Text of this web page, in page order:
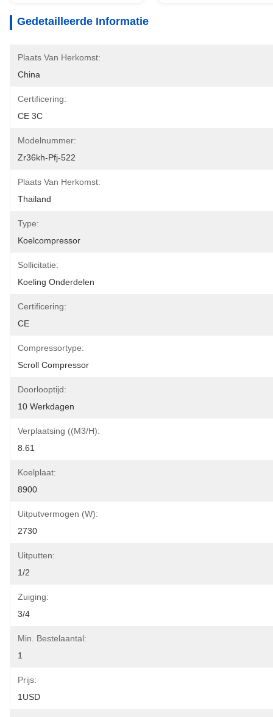
Gedetailleerde Informatie
Plaats Van Herkomst:
China
Certificering:
CE 3C
Modelnummer:
Zr36kh-Pfj-522
Plaats Van Herkomst:
Thailand
Type:
Koelcompressor
Sollicitatie:
Koeling Onderdelen
Certificering:
CE
Compressortype:
Scroll Compressor
Doorlooptijd:
10 Werkdagen
Verplaatsing ((m3/h):
8.61
Koelplaat:
8900
Uitputvermogen (w):
2730
Uitputten:
1/2
Zuiging:
3/4
Min. Bestelaantal:
1
Prijs:
1USD